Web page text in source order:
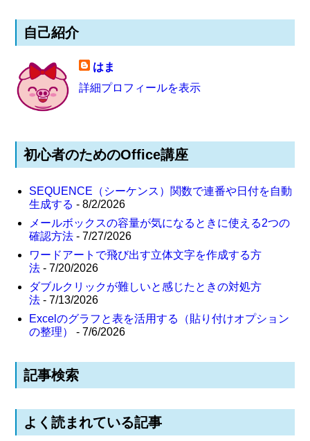
自己紹介
はま
詳細プロフィールを表示
初心者のためのOffice講座
SEQUENCE（シーケンス）関数で連番や日付を自動
生成する - 8/2/2026
メールボックスの容量が気になるときに使える2つの
確認方法 - 7/27/2026
ワードアートで飛び出す立体文字を作成する方
法 - 7/20/2026
ダブルクリックが難しいと感じたときの対処方
法 - 7/13/2026
Excelのグラフと表を活用する（貼り付けオプション
の整理）
- 7/6/2026
記事検索
よく読まれている記事